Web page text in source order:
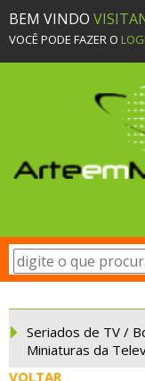
BEM VINDO
VOCÊ PODE FAZER O
Seriados de TV /
Miniaturas da
VOLTAR